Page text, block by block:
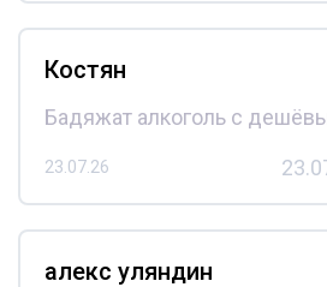
Костян
Бадяжат алкоголь с
23.07.26
алекс уляндин